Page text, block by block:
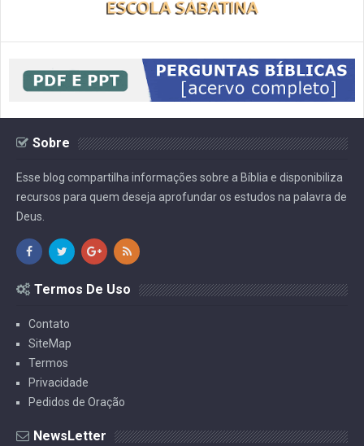
Sobre
Esse blog compartilha informações sobre a Bíblia e disponibiliza
recursos para quem deseja aprofundar os estudos na palavra de
Deus.
Termos De Uso
Contato
SiteMap
Termos
Privacidade
Pedidos de Oração
NewsLetter